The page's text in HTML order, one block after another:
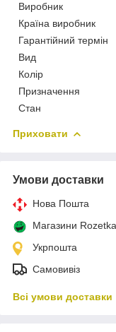
Виробник
Країна виробник
Гарантійний термін
Вид
Колір
Призначення
Стан
Приховати
Умови доставки
Нова Пошта
Магазини Rozetka
Укрпошта
Самовивіз
Всі умови доставки